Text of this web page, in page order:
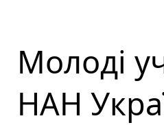
Молоді
НАН